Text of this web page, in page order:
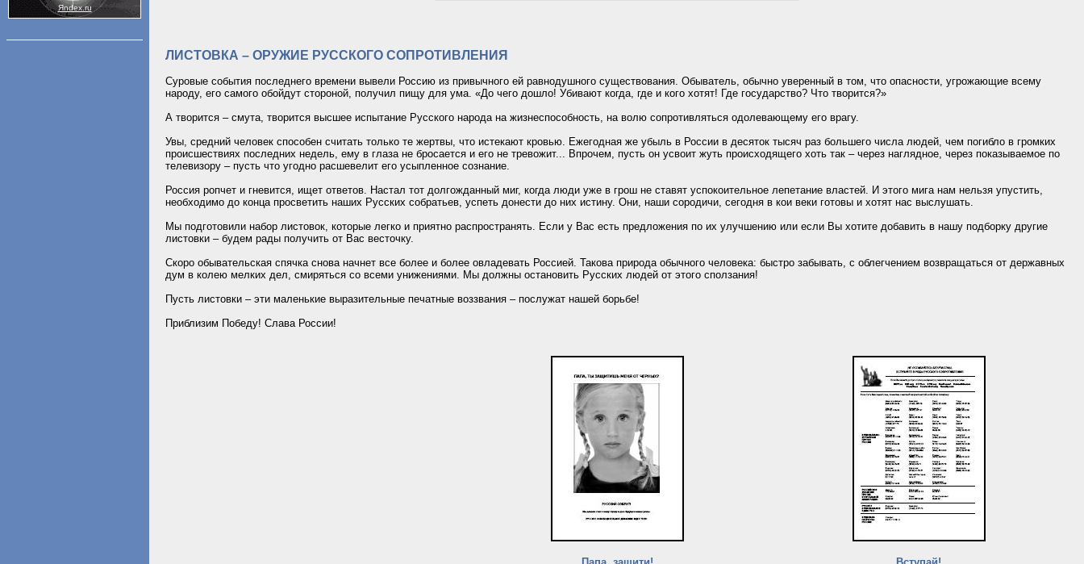
Яndex.ru
ЛИСТОВКА – ОРУЖИЕ РУССКОГО СОПРОТИВЛЕНИЯ
Суровые события последнего времени вывели Россию из привычного ей равнодушного существования. Обыватель, обычно уверенный в том, что опасности, угрожающие всему
народу, его самого обойдут стороной, получил пищу для ума. «До чего дошло! Убивают когда, где и кого хотят! Где государство? Что творится?»
А творится – смута, творится высшее испытание Русского народа на жизнеспособность, на волю сопротивляться одолевающему его врагу.
Увы, средний человек способен считать только те жертвы, что истекают кровью. Ежегодная же убыль в России в десяток тысяч раз большего числа людей, чем погибло в громких
происшествиях последних недель, ему в глаза не бросается и его не тревожит... Впрочем, пусть он усвоит жуть происходящего хоть так – через наглядное, через показываемое по
телевизору – пусть что угодно расшевелит его усыпленное сознание.
Россия ропчет и гневится, ищет ответов. Настал тот долгожданный миг, когда люди уже в грош не ставят успокоительное лепетание властей. И этого мига нам нельзя упустить,
необходимо до конца просветить наших Русских собратьев, успеть донести до них истину. Они, наши сородичи, сегодня в кои веки готовы и хотят нас выслушать.
Мы подготовили набор листовок, которые легко и приятно распространять. Если у Вас есть предложения по их улучшению или если Вы хотите добавить в нашу подборку другие
листовки – будем рады получить от Вас весточку.
Скоро обывательская спячка снова начнет все более и более овладевать Россией. Такова природа обычного человека: быстро забывать, с облегчением возвращаться от державных
дум в колею мелких дел, смиряться со всеми унижениями. Мы должны остановить Русских людей от этого сползания!
Пусть листовки – эти маленькие выразительные печатные воззвания – послужат нашей борьбе!
Приблизим Победу! Слава России!